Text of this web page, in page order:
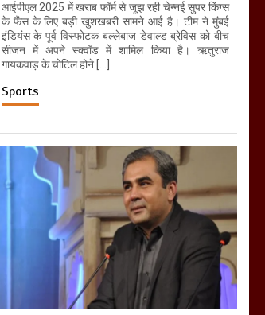
आईपीएल 2025 में खराब फॉर्म से जूझ रही चेन्नई सुपर किंग्स
के फैंस के लिए बड़ी खुशखबरी सामने आई है। टीम ने मुंबई
इंडियंस के पूर्व विस्फोटक बल्लेबाज डेवाल्ड ब्रेविस को बीच
सीजन में अपने स्क्वॉड में शामिल किया है। ऋतुराज
गायकवाड़ के चोटिल होने […]
Sports